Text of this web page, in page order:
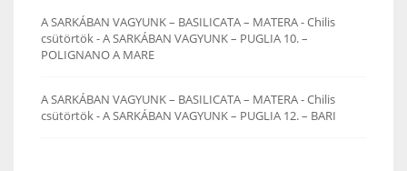
A SARKÁBAN VAGYUNK – BASILICATA – MATERA - Chilis
csütörtök-A SARKÁBAN VAGYUNK – PUGLIA 10. –
POLIGNANO A MARE
A SARKÁBAN VAGYUNK – BASILICATA – MATERA - Chilis
csütörtök-A SARKÁBAN VAGYUNK – PUGLIA 12. – BARI